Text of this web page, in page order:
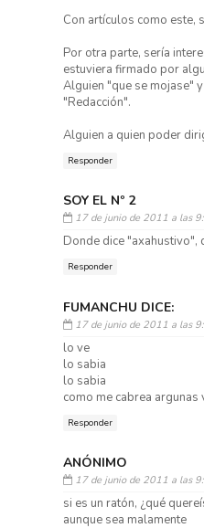
Con artículos como este,
Por otra parte, sería
estuviera firmado por
Alguien "que se mojase"
"Redacción".
Alguien a quien poder
Responder
SOY EL Nº 2
17 de junio de 2011 a las
Donde dice "axahustivo",
Responder
FUMANCHU DICE:
17 de junio de 2011 a las
lo ve
lo sabia
lo sabia
como me cabrea argunas
Responder
ANÓNIMO
17 de junio de 2011 a las
si es un ratón, ¿qué
aunque sea malamente